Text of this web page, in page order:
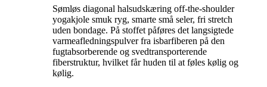
Sømløs diagonal halsudskæring off-the-shoulder
yogakjole smuk ryg, smarte små seler, fri stretch
uden bondage. På stoffet påføres det langsigtede
varmeafledningspulver fra isbarfiberen på den
fugtabsorberende og svedtransporterende
fiberstruktur, hvilket får huden til at føles kølig og
kølig.